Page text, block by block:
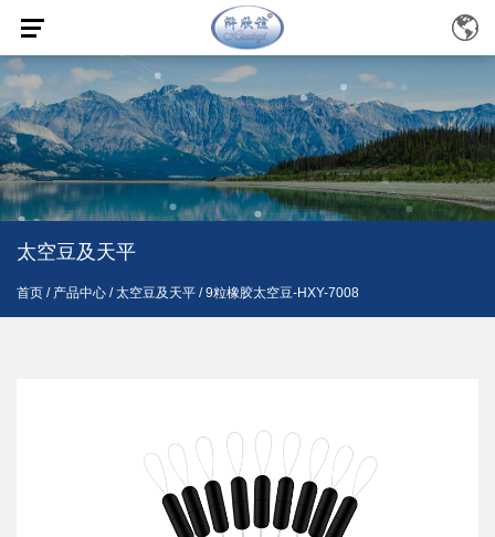
太空豆及天平
首页 / 产品中心 /太空豆及天平 /9粒橡胶太空豆-HXY-7008